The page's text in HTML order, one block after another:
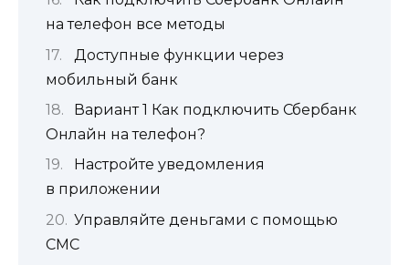
на телефон все методы
Доступные функции через
мобильный банк
Вариант 1 Как подключить Сбербанк
Онлайн на телефон?
Настройте уведомления
в приложении
Управляйте деньгами с помощью
СМС